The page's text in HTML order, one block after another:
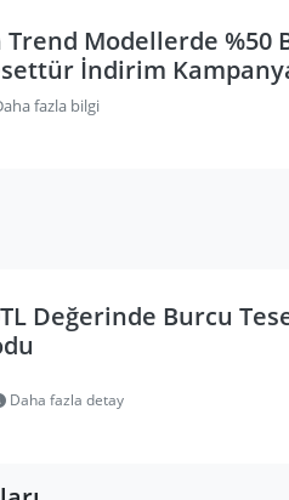
Trend Modellerde %50
İndirim
fazla bilgi
Değerinde Burcu
Daha fazla detay